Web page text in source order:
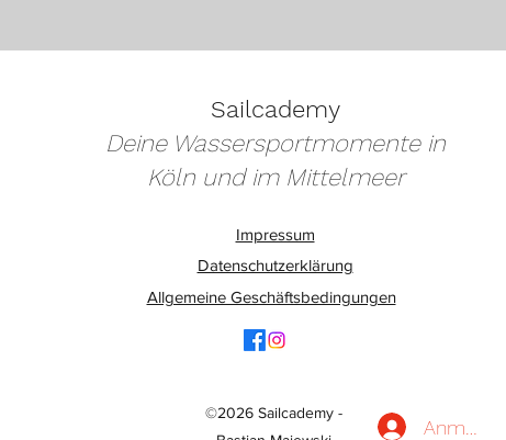
Sailcademy
Deine Wassersportmomente in
Köln und im Mittelmeer
Impressum
Datenschutzerklärung
Allgemeine Geschäftsbedingungen
©2026 Sailcademy -
Anmelden